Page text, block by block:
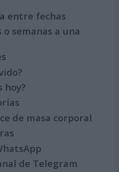
entre fechas
semanas a una
hoy?
de masa corporal
de Telegram